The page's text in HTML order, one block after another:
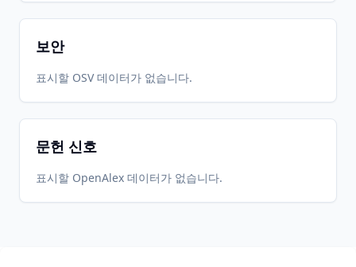
보안
표시할 OSV 데이터가 없습니다.
문헌 신호
표시할 OpenAlex 데이터가 없습니다.